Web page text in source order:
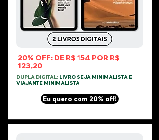
20% OFF: DE R$ 154 POR R$
123,20
DUPLA DIGITAL:LIVRO SEJA MINIMALISTA E
VIAJANTE MINIMALISTA
Eu quero com 20% off!